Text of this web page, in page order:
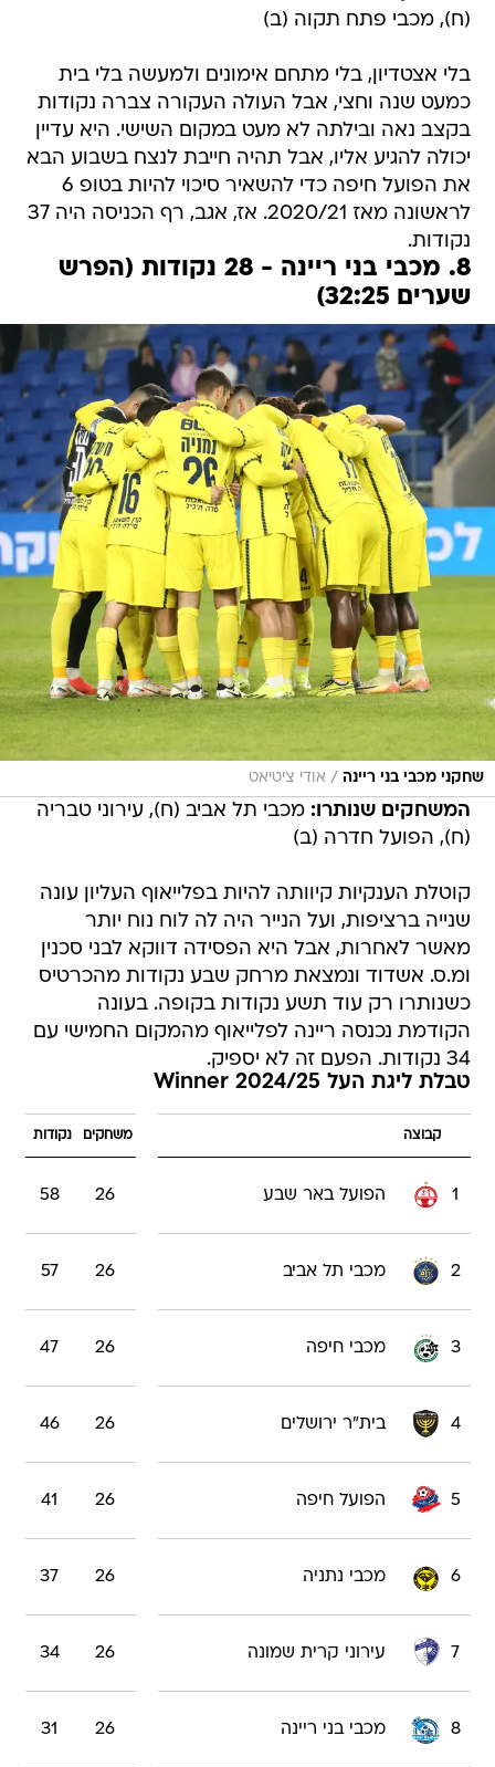
(ח), מכבי פתח תקוה (ב)
בלי אצטדיון, בלי מתחם אימונים ולמעשה בלי בית
כמעט שנה וחצי, אבל העולה העקורה צברה נקודות
בקצב נאה ובילתה לא מעט במקום השישי. היא עדיין
יכולה להגיע אליו, אבל תהיה חייבת לנצח בשבוע הבא
את הפועל חיפה כדי להשאיר סיכוי להיות בטופ 6
לראשונה מאז 2020/21. אז, אגב, רף הכניסה היה 37
נקודות.
8. מכבי בני ריינה - 28 נקודות (הפרש
שערים 32:25)
שחקני מכבי בני ריינה / אודי ציטיאט
המשחקים שנותרו: מכבי תל אביב (ח), עירוני טבריה
(ח), הפועל חדרה (ב)
קוטלת הענקיות קיוותה להיות בפלייאוף העליון עונה
שנייה ברציפות, ועל הנייר היה לה לוח נוח יותר
מאשר לאחרות, אבל היא הפסידה דווקא לבני סכנין
ומ.ס. אשדוד ונמצאת מרחק שבע נקודות מהכרטיס
כשנותרו רק עוד תשע נקודות בקופה. בעונה
הקודמת נכנסה ריינה לפלייאוף מהמקום החמישי עם
34 נקודות. הפעם זה לא יספיק.
טבלת ליגת העל Winner 2024/25
קבוצה משחקים נקודות
1 הפועל באר שבע 26
58
2 מכבי תל אביב 26
57
3 מכבי חיפה 26
47
4 בית"ר ירושלים 26
46
5 הפועל חיפה 26
41
6 מכבי נתניה 26
37
7 עירוני קרית שמונה 26
34
8 מכבי בני ריינה 26
31